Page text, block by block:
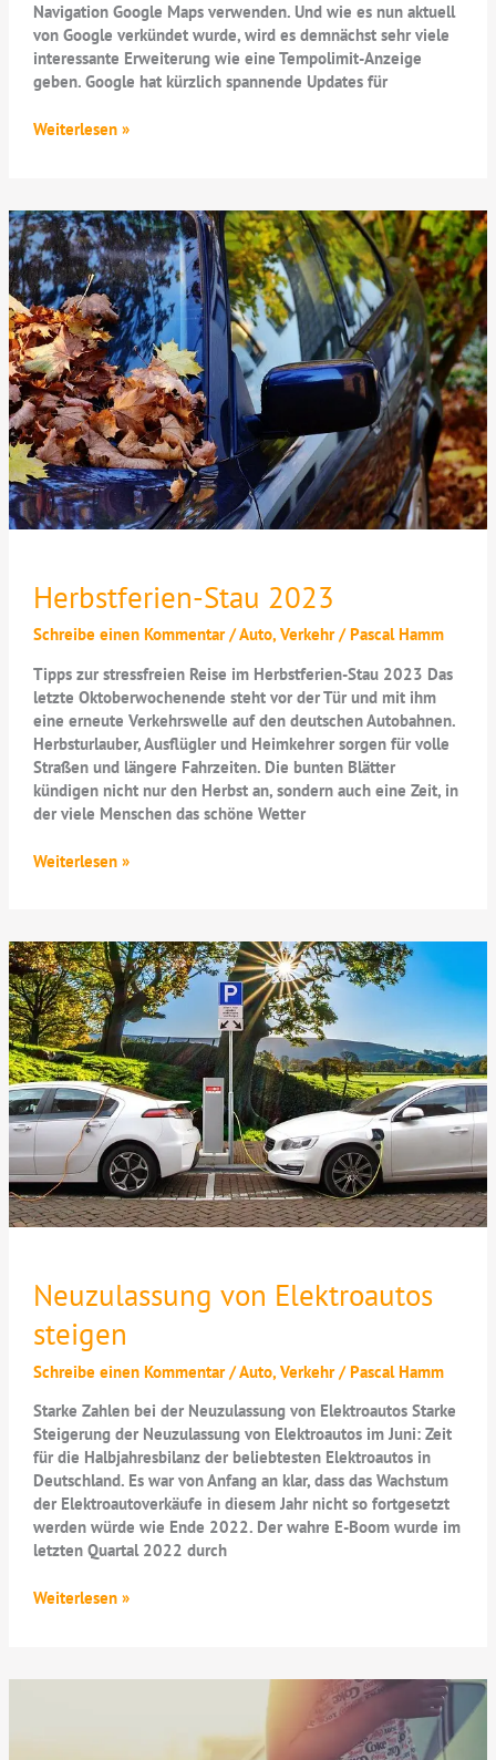
Navigation Google Maps verwenden. Und wie es nun aktuell
von Google verkündet wurde, wird es demnächst sehr viele
interessante Erweiterung wie eine Tempolimit-Anzeige
geben. Google hat kürzlich spannende Updates für
Spannende
Maps
Weiterlesen »
Herbstferien-Stau 2023
Schreibe einen Kommentar /Auto,Verkehr/Pascal Hamm
Tipps zur stressfreien Reise im Herbstferien-Stau 2023 Das
letzte Oktoberwochenende steht vor der Tür und mit ihm
eine erneute Verkehrswelle auf den deutschen Autobahnen.
Herbsturlauber, Ausflügler und Heimkehrer sorgen für volle
Straßen und längere Fahrzeiten. Die bunten Blätter
kündigen nicht nur den Herbst an, sondern auch eine Zeit, in
der viele Menschen das schöne Wetter
Herbstferien-
Weiterlesen »
Neuzulassung von Elektroautos
steigen
Schreibe einen Kommentar /Auto, Verkehr/Pascal Hamm
Starke Zahlen bei der Neuzulassung von Elektroautos Starke
Steigerung der Neuzulassung von Elektroautos im Juni: Zeit
für die Halbjahresbilanz der beliebtesten Elektroautos in
Deutschland. Es war von Anfang an klar, dass das Wachstum
der Elektroautoverkäufe in diesem Jahr nicht so fortgesetzt
werden würde wie Ende 2022. Der wahre E-Boom wurde im
letzten Quartal 2022 durch
Neuzulassung
Weiterlesen »